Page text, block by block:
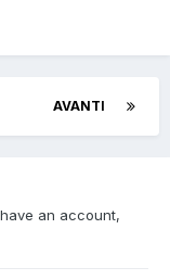
AVANTI
an account,